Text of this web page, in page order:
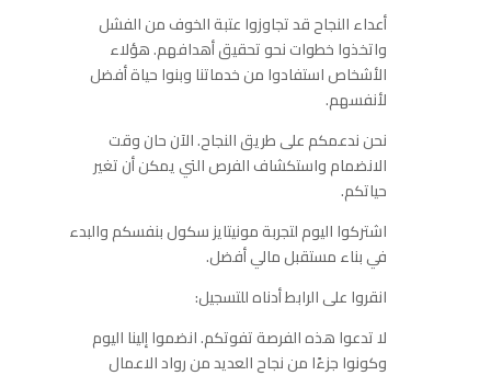
أعداء النجاح قد تجاوزوا عتبة الخوف من الفشل
واتخذوا خطوات نحو تحقيق أهدافهم. هؤلاء
الأشخاص استفادوا من خدماتنا وبنوا حياة أفضل
لأنفسهم.
نحن ندعمكم على طريق النجاح. الآن حان وقت
الانضمام واستكشاف الفرص التي يمكن أن تغير
حياتكم.
اشتركوا اليوم لتجربة مونيتايز سكول بنفسكم والبدء
في بناء مستقبل مالي أفضل.
انقروا على الرابط أدناه للتسجيل:
لا تدعوا هذه الفرصة تفوتكم. انضموا إلينا اليوم
وكونوا جزءًا من نجاح العديد من رواد الاعمال